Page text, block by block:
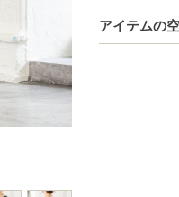
アイテムの